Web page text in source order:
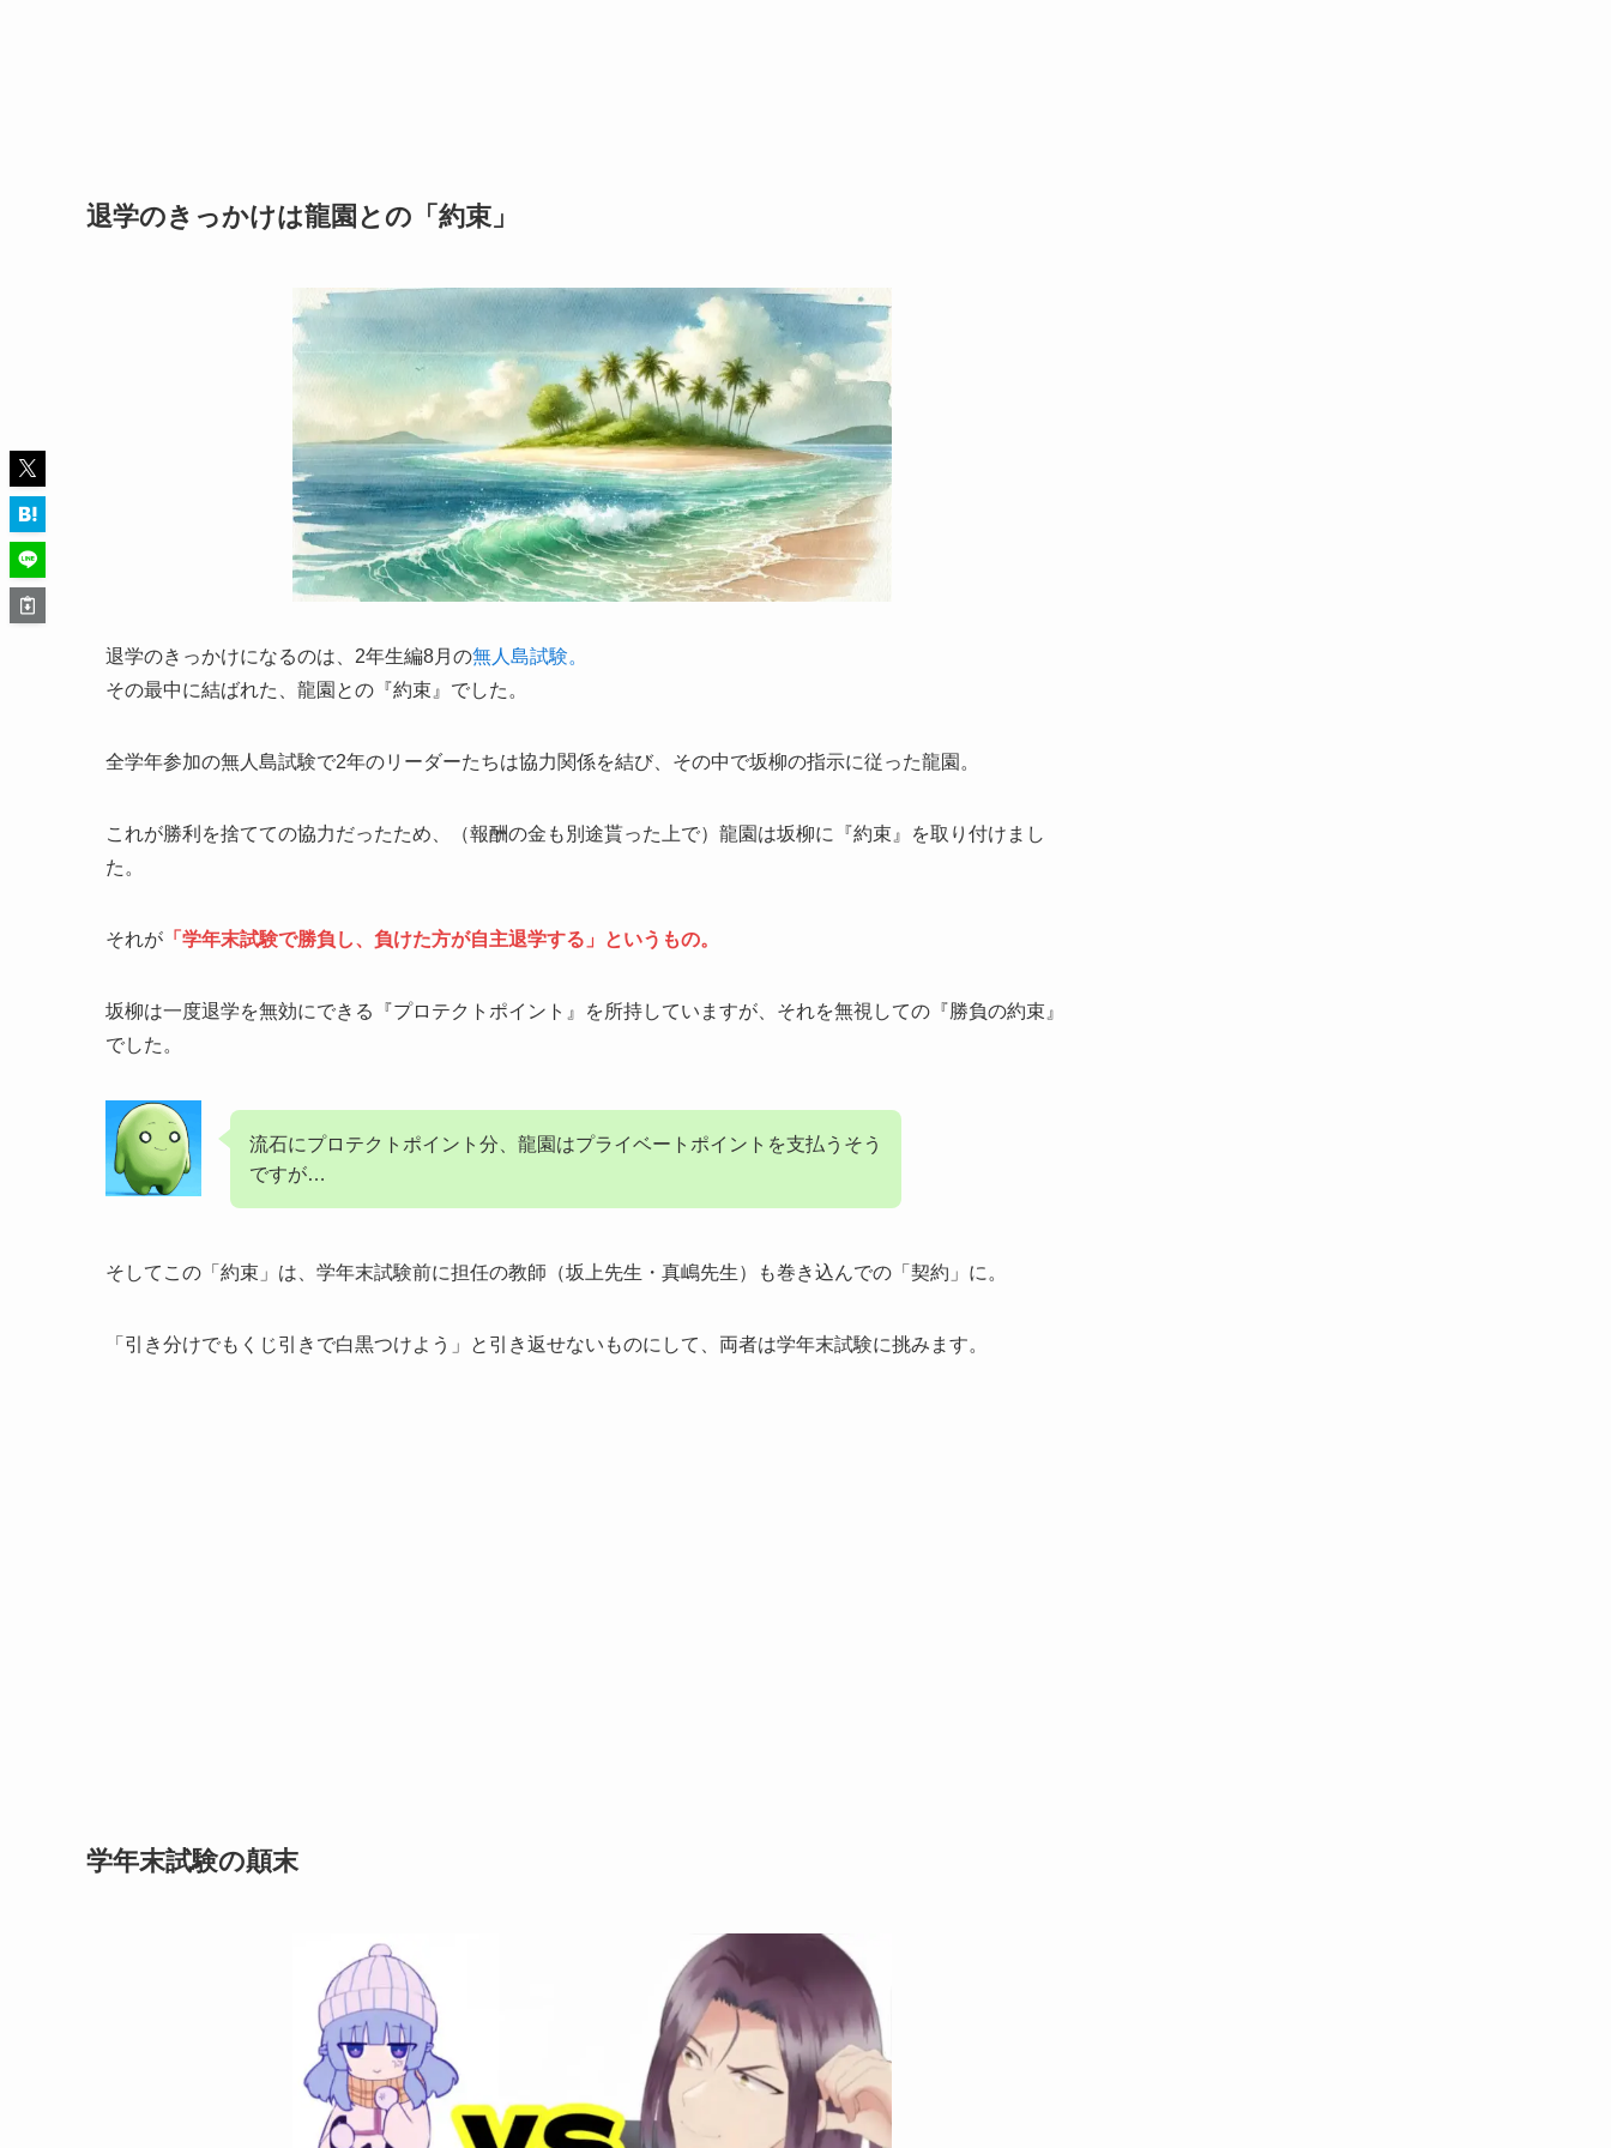
退学のきっかけは龍園との「約束」
退学のきっかけになるのは、2年生編8月の無人島試験。
その最中に結ばれた、龍園との『約束』でした。
全学年参加の無人島試験で2年のリーダーたちは協力関係を結び、その中で坂柳の指示に従った龍園。
これが勝利を捨てての協力だったため、（報酬の金も別途貰った上で）龍園は坂柳に『約束』を取り付けまし
た。
それが 「学年末試験で勝負し、負けた方が自主退学する」というもの。
坂柳は一度退学を無効にできる『プロテクトポイント』を所持していますが、それを無視しての『勝負の約束』
でした。
流石にプロテクトポイント分、龍園はプライベートポイントを支払うそう
ですが…
そしてこの「約束」は、学年末試験前に担任の教師（坂上先生・真嶋先生）も巻き込んでの「契約」に。
「引き分けでもくじ引きで白黒つけよう」と引き返せないものにして、両者は学年末試験に挑みます。
学年末試験の顛末